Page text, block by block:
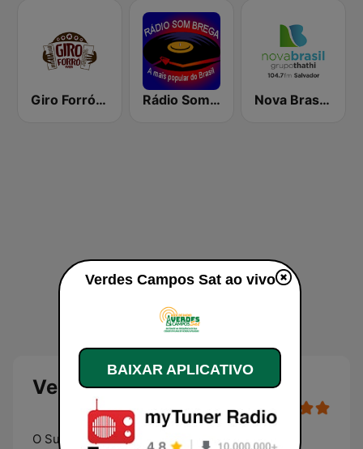
Giro Forró Web Rádio Som Brega Nova Brasil 104.7 Salvador
Verdes Campos Sat
O Sucesso Popular do Brasil
Verdes Campos Sat ao vivo
BAIXAR APLICATIVO